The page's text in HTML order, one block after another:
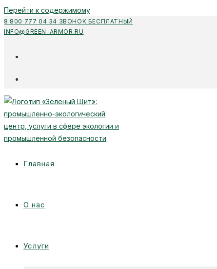
Перейти к содержимому
8 800 777 04 34 ЗВОНОК БЕСПЛАТНЫЙ
INFO@GREEN-ARMOR.RU
Главная
О нас
Услуги